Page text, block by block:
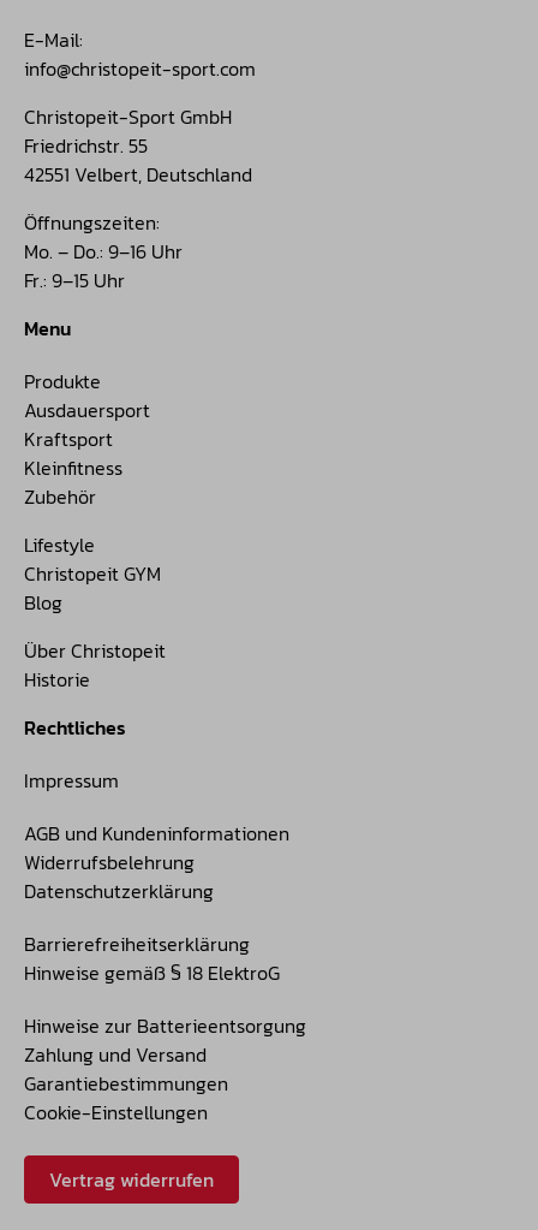
E-Mail:
info@christopeit-sport.com
Christopeit-Sport GmbH
Friedrichstr. 55
42551 Velbert, Deutschland
Öffnungszeiten:
Mo. – Do.: 9–16 Uhr
Fr.: 9–15 Uhr
Menu
Produkte
Ausdauersport
Kraftsport
Kleinfitness
Zubehör
Lifestyle
Christopeit GYM
Blog
Über Christopeit
Historie
Rechtliches
Impressum
AGB und Kundeninformationen
Widerrufsbelehrung
Datenschutzerklärung
Barrierefreiheitserklärung
Hinweise gemäß § 18 ElektroG
Hinweise zur Batterieentsorgung
Zahlung und Versand
Garantiebestimmungen
Cookie-Einstellungen
Vertrag widerrufen